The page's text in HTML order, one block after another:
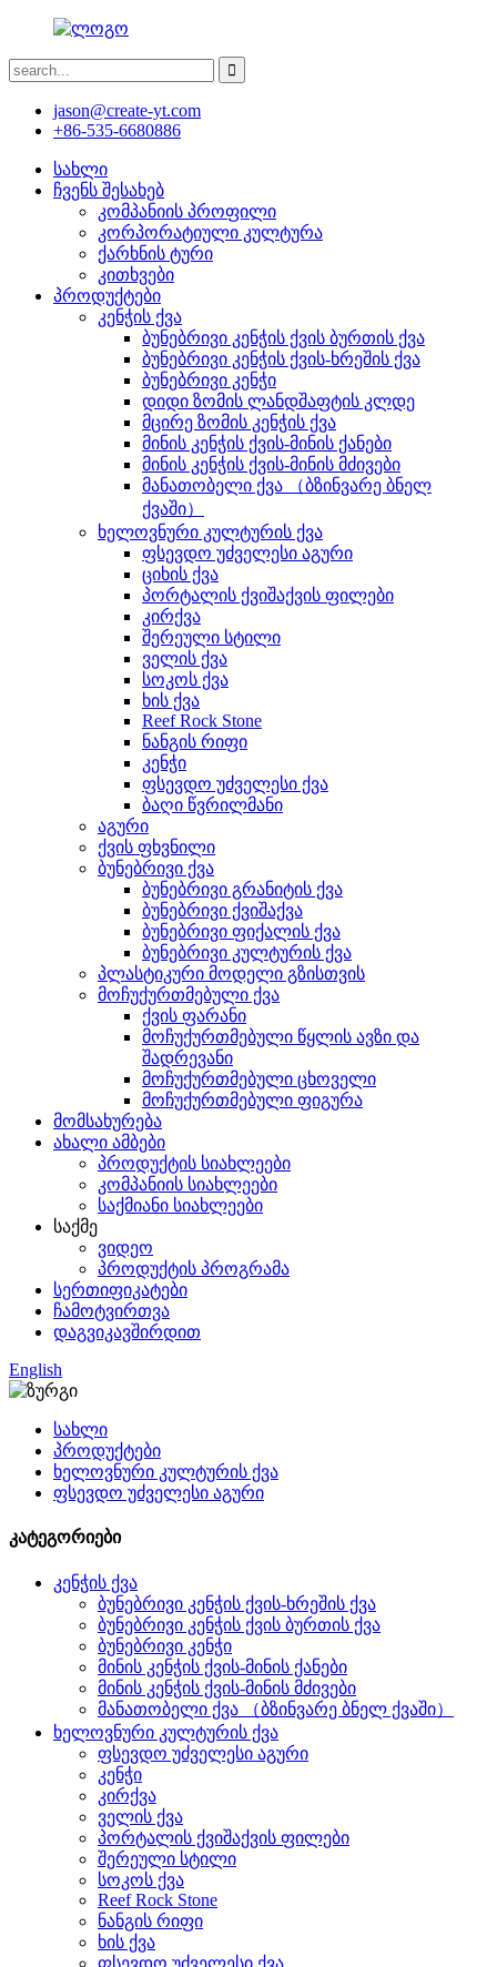
jason@create-yt.com
+86-535-6680886
სახლი
ჩვენს შესახებ
კომპანიის პროფილი
კორპორატიული კულტურა
ქარხნის ტური
კითხვები
პროდუქტები
კენჭის ქვა
ბუნებრივი კენჭის ქვის ბურთის ქვა
ბუნებრივი კენჭის ქვის-ხრეშის ქვა
ბუნებრივი კენჭი
დიდი ზომის ლანდშაფტის კლდე
მცირე ზომის კენჭის ქვა
მინის კენჭის ქვის-მინის ქანები
მინის კენჭის ქვის-მინის მძივები
მანათობელი ქვა （ბზინვარე ბნელ
ქვაში）
ხელოვნური კულტურის ქვა
ფსევდო უძველესი აგური
ციხის ქვა
პორტალის ქვიშაქვის ფილები
კირქვა
შერეული სტილი
ველის ქვა
სოკოს ქვა
ხის ქვა
Reef Rock Stone
ნანგის რიფი
კენჭი
ფსევდო უძველესი ქვა
ბაღი წვრილმანი
აგური
ქვის ფხვნილი
ბუნებრივი ქვა
ბუნებრივი გრანიტის ქვა
ბუნებრივი ქვიშაქვა
ბუნებრივი ფიქალის ქვა
ბუნებრივი კულტურის ქვა
პლასტიკური მოდელი გზისთვის
მოჩუქურთმებული ქვა
ქვის ფარანი
მოჩუქურთმებული წყლის ავზი და
შადრევანი
მოჩუქურთმებული ცხოველი
მოჩუქურთმებული ფიგურა
მომსახურება
ახალი ამბები
პროდუქტის სიახლეები
კომპანიის სიახლეები
საქმიანი სიახლეები
საქმე
ვიდეო
პროდუქტის პროგრამა
სერთიფიკატები
ჩამოტვირთვა
დაგვიკავშირდით
English
სახლი
პროდუქტები
ხელოვნური კულტურის ქვა
ფსევდო უძველესი აგური
კატეგორიები
კენჭის ქვა
ბუნებრივი კენჭის ქვის-ხრეშის ქვა
ბუნებრივი კენჭის ქვის ბურთის ქვა
ბუნებრივი კენჭი
მინის კენჭის ქვის-მინის ქანები
მინის კენჭის ქვის-მინის მძივები
მანათობელი ქვა （ბზინვარე ბნელ ქვაში）
ხელოვნური კულტურის ქვა
ფსევდო უძველესი აგური
კენჭი
კირქვა
ველის ქვა
პორტალის ქვიშაქვის ფილები
შერეული სტილი
სოკოს ქვა
Reef Rock Stone
ნანგის რიფი
ხის ქვა
ფსევდო უძველესი ქვა